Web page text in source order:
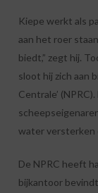
Kiepe werkt als
aan het roer
biedt,” zegt hij.
sloot hij zich aan
Centrale’
water versterken
De NPRC heeft
bijkantoor